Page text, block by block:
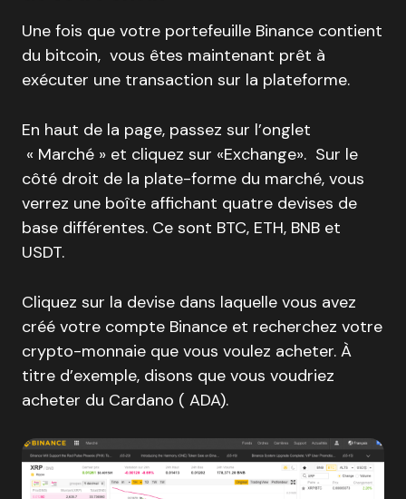
Une fois que votre portefeuille Binance contient
du bitcoin, vous êtes maintenant prêt à
exécuter une transaction sur la plateforme.
En haut de la page, passez sur l’onglet
« Marché » et cliquez sur «Exchange». Sur le
côté droit de la plate-forme du marché, vous
verrez une boîte affichant quatre devises de
base différentes. Ce sont BTC, ETH, BNB et
USDT.
Cliquez sur la devise dans laquelle vous avez
créé votre compte Binance et recherchez votre
crypto-monnaie que vous voulez acheter. À
titre d’exemple, disons que vous voudriez
acheter du Cardano ( ADA).